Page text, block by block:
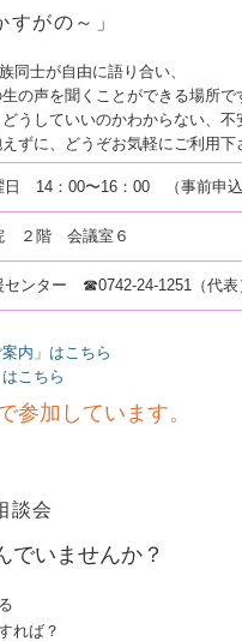
がの～」
同士が自由に語り合い、
の声を聞くことができる場所で
うしていいのかわからない、
ずに、どうぞお気軽にご利用下
日 14：00〜16：00 （事前申
２階 会議室６
センター ☎0742-24-1251（代表
内」はこちら
こちら
参加しています。
談会
でいませんか？
れば？